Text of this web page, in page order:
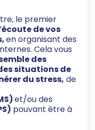
le premier
de vos
en organisant des
Cela vous
des
situations de
du stress, de
et/ou des
pouvant être à